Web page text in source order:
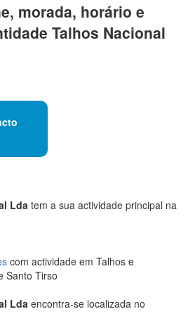
morada, horário e
Talhos Nacional
Lda tem a sua actividade principal na
com actividade em Talhos e
Santo Tirso
Lda encontra-se localizada no